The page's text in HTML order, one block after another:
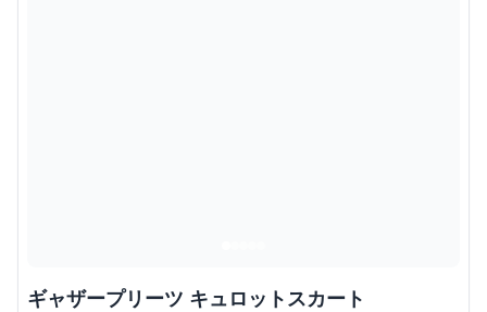
ギャザープリーツ キュロットスカート